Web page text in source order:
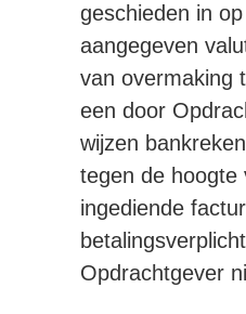
geschieden in
aangegeven
van overmaking
een door
wijzen
tegen de hoogte
ingediende
Opdrachtgever